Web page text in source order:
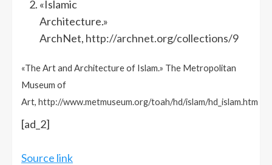
«Islamic
Architecture.»
ArchNet, http://archnet.org/collections/9
«The Art and Architecture of Islam.» The Metropolitan
Museum of
Art, http://www.metmuseum.org/toah/hd/islam/hd_islam.htm
[ad_2]
Source link